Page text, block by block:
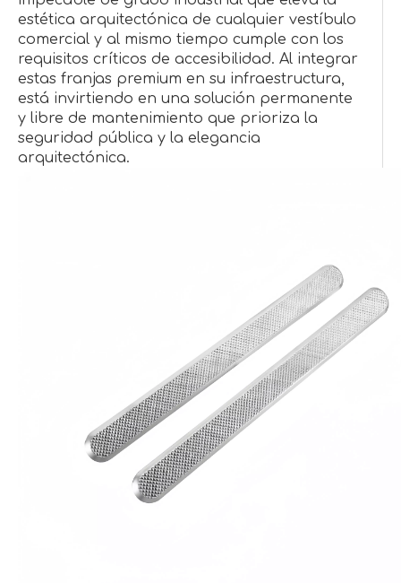
estética arquitectónica de cualquier vestíbulo
comercial y al mismo tiempo cumple con los
requisitos críticos de accesibilidad. Al integrar
estas franjas premium en su infraestructura,
está invirtiendo en una solución permanente
y libre de mantenimiento que prioriza la
seguridad pública y la elegancia
arquitectónica.